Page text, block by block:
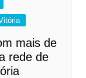
mais de
rede de